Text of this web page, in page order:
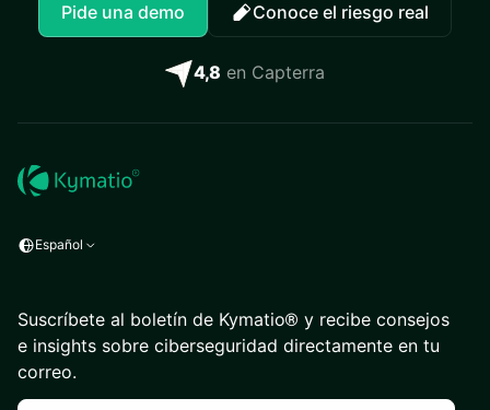
Pide una demo Conoce el riesgo real
4,8 en Capterra
Español
Suscríbete al boletín de Kymatio® y recibe consejos
e insights sobre ciberseguridad directamente en tu
correo.